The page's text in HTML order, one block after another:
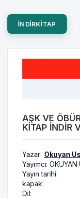
INDIRKITAP
AŞK VE
KITAP INDIR
Yazar: Okuyan
Yayımcı: OKUYAN
Yayın tarihi:
kapak:
Dil: